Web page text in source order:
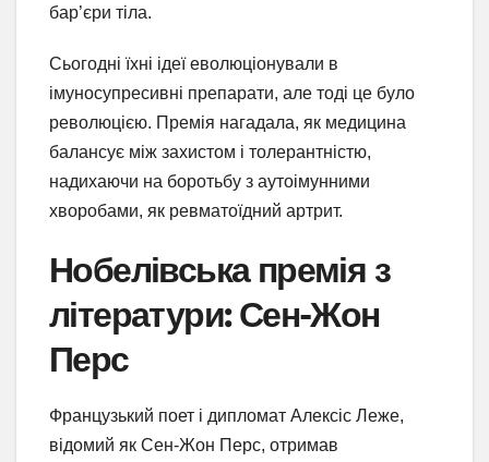
бар’єри тіла.
Сьогодні їхні ідеї еволюціонували в
імуносупресивні препарати, але тоді це було
революцією. Премія нагадала, як медицина
балансує між захистом і толерантністю,
надихаючи на боротьбу з аутоімунними
хворобами, як ревматоїдний артрит.
Нобелівська премія з
літератури: Сен-Жон
Перс
Французький поет і дипломат Алексіс Леже,
відомий як Сен-Жон Перс, отримав